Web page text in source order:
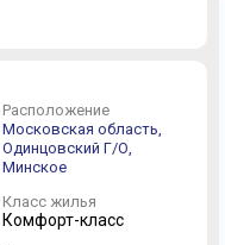
Расположение
Московская область,
Одинцовский Г/О,
Минское
Класс жилья
Комфорт-класс